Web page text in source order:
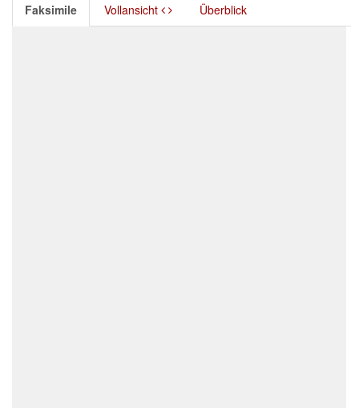
Faksimile Vollansicht Überblick